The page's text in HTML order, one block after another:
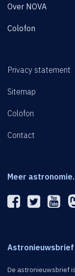
Over NOVA
Colofon
Privacy statement
Sitemap
Colofon
Contact
Meer
Astronieuwsbrief
De astronieuwsbrief